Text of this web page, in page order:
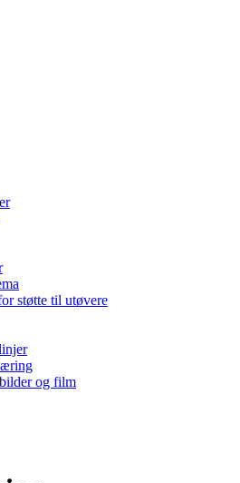
støtte til utøvere
og film